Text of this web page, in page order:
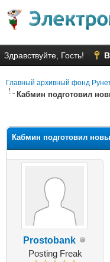
Здравствуйте, Гость!
Главный архивный фонд
Кабмин подготовил
Кабмин подготовил
Prostobank
Posting Freak